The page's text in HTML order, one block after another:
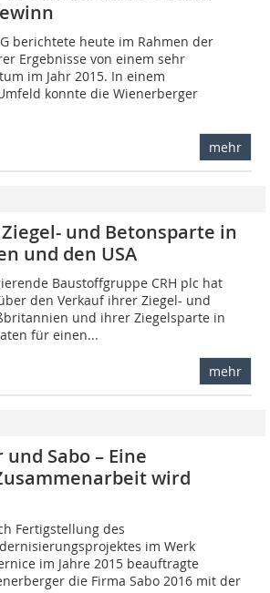
berichtete heute im Rahmen der
Ergebnisse von einem sehr
im Jahr 2015. In einem
konnte die Wienerberger
mehr
und Betonsparte in
und den USA
Baustoffgruppe CRH plc hat
den Verkauf ihrer Ziegel- und
und ihrer Ziegelsparte in
für einen...
mehr
Sabo – Eine
wird
Fertigstellung des
im Werk
im Jahre 2015 beauftragte
die Firma Sabo 2016 mit der